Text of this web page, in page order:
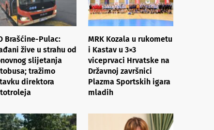
Brašćine-Pulac:
žive u strahu od
slijetanja
tražimo
direktora
MRK Kozala u rukometu
i Kastav u 3×3
viceprvaci Hrvatske na
Državnoj završnici
Plazma Sportskih igara
mladih